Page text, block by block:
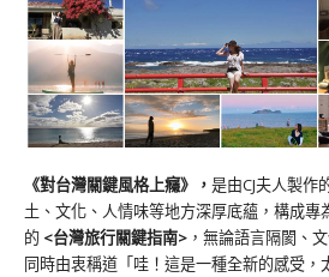
《對台灣關鍵風格上癮》 ， 是由CJ夫人製作
土、文化、人情味等地方深厚底蘊，構成專
的 <台灣旅行關鍵指南> ，無論語言隔閡、
同時由衷稱道「哇！這是一種全新的感受，